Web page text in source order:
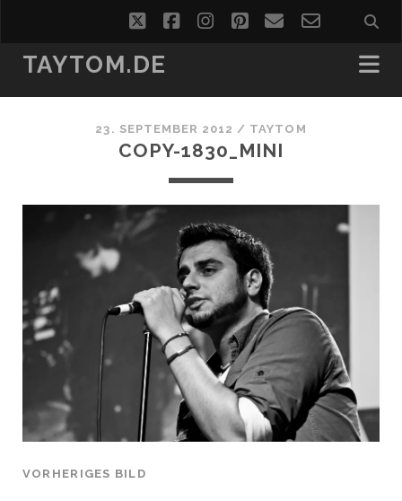
twitterfacebookinstagram
pinterest
emailemail-
form
TAYTOM.DE
23. SEPTEMBER 2012 / TAYTOM
COPY-1830_MINI
VORHERIGES BILD